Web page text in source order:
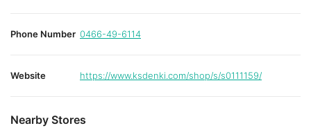
Phone Number 0466-49-6114
Website https://www.ksdenki.com/shop/s/s0111159/
Nearby Stores